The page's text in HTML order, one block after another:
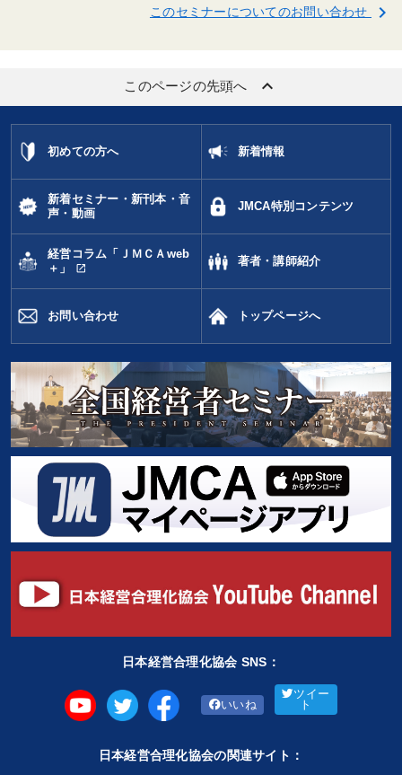
このセミナーについてのお問い合わせ keyboard_arrow_right
このページの先頭へ keyboard_arrow_up
初めての方へ 新着情報
新着セミナー・新刊本・音
声・動画
JMCA特別コンテンツ
経営コラム「ＪＭＣＡweb
＋」
open_in_new
著者・講師紹介
お問い合わせ トップページへ
日本経営合理化協会 SNS：
いいね
ツイー
ト
日本経営合理化協会の関連サイト：